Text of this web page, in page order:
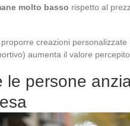
molto basso rispetto al
creazioni personalizzate
aumenta il valore percepito.
le persone